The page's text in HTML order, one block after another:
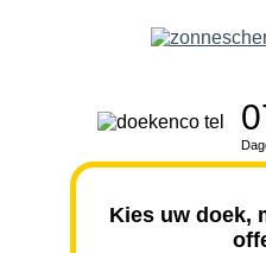
Kies uw doek,